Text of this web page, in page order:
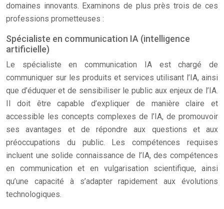
domaines innovants. Examinons de plus près trois de ces
professions prometteuses :
Spécialiste en communication IA (intelligence
artificielle)
Le spécialiste en communication IA est chargé de
communiquer sur les produits et services utilisant l’IA, ainsi
que d’éduquer et de sensibiliser le public aux enjeux de l’IA.
Il doit être capable d’expliquer de manière claire et
accessible les concepts complexes de l’IA, de promouvoir
ses avantages et de répondre aux questions et aux
préoccupations du public. Les compétences requises
incluent une solide connaissance de l’IA, des compétences
en communication et en vulgarisation scientifique, ainsi
qu’une capacité à s’adapter rapidement aux évolutions
technologiques.